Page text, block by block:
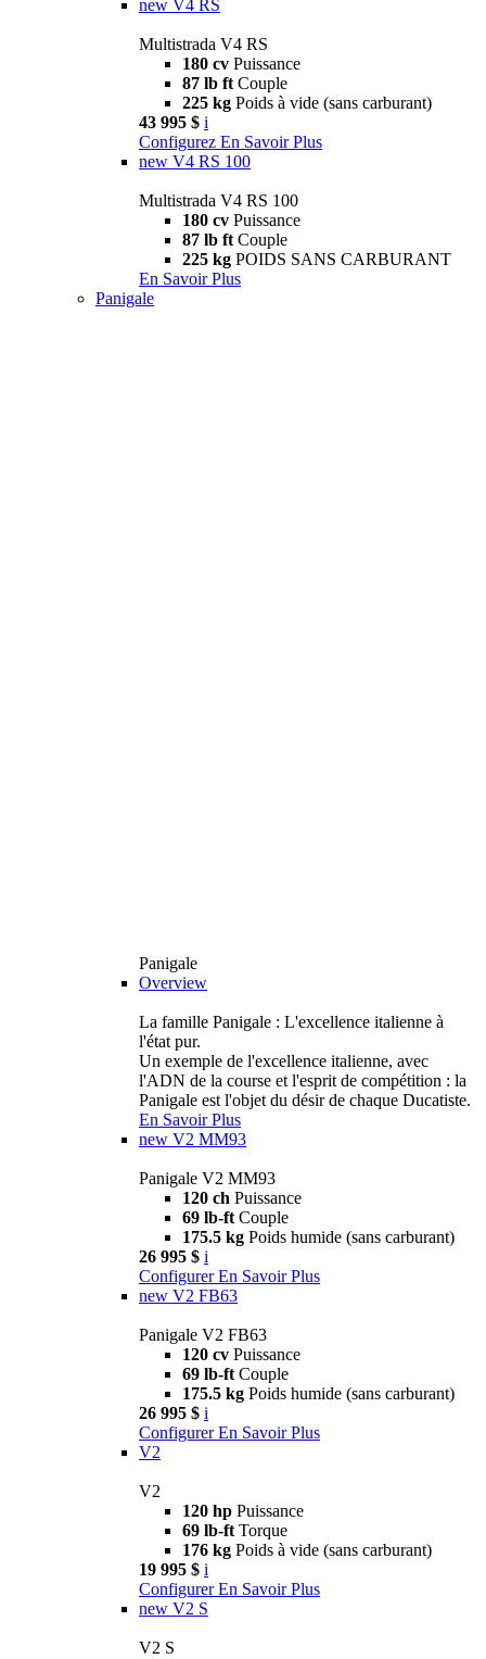
new V4 RS
Multistrada V4 RS
180 cv Puissance
87 lb ft Couple
225 kg Poids à vide (sans carburant)
43 995 $ i
Configurez En Savoir Plus
new V4 RS 100
Multistrada V4 RS 100
180 cv Puissance
87 lb ft Couple
225 kg POIDS SANS CARBURANT
En Savoir Plus
Panigale
Panigale
Overview
La famille Panigale : L'excellence italienne à
l'état pur.
Un exemple de l'excellence italienne, avec
l'ADN de la course et l'esprit de compétition : la
Panigale est l'objet du désir de chaque Ducatiste.
En Savoir Plus
new V2 MM93
Panigale V2 MM93
120 ch Puissance
69 lb-ft Couple
175.5 kg Poids humide (sans carburant)
26 995 $ i
Configurer En Savoir Plus
new V2 FB63
Panigale V2 FB63
120 cv Puissance
69 lb-ft Couple
175.5 kg Poids humide (sans carburant)
26 995 $ i
Configurer En Savoir Plus
V2
V2
120 hp Puissance
69 lb-ft Torque
176 kg Poids à vide (sans carburant)
19 995 $ i
Configurer En Savoir Plus
new V2 S
V2 S